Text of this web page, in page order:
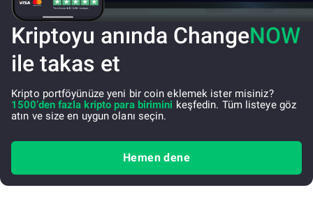
Kriptoyu anında ChangeNOW
ile takas et
Kripto portföyünüze yeni bir coin eklemek ister misiniz?
1500’den fazla kripto para birimini keşfedin. Tüm listeye göz
atın ve size en uygun olanı seçin.
Hemen dene